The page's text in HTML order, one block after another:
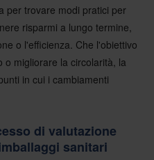
per trovare modi pratici per
risparmi a lungo termine,
o l'efficienza. Che l'obiettivo
o migliorare la circolarità, la
in cui i cambiamenti
di valutazione
sanitari